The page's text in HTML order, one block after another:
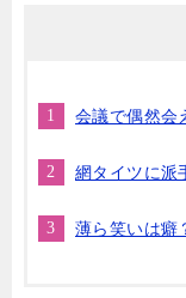
会議で偶然会
網タイツに派
薄ら笑いは癖